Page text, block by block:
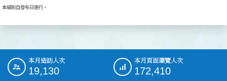
本細則自發布日施行。
::: 本月造訪人次
19,130
本月頁面瀏覽人次
172,410